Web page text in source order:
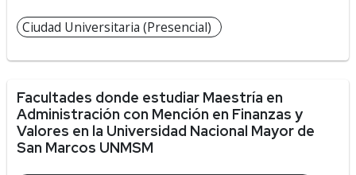
Ciudad Universitaria (Presencial)
Facultades donde estudiar Maestría en
Administración con Mención en Finanzas y
Valores en la Universidad Nacional Mayor de
San Marcos UNMSM